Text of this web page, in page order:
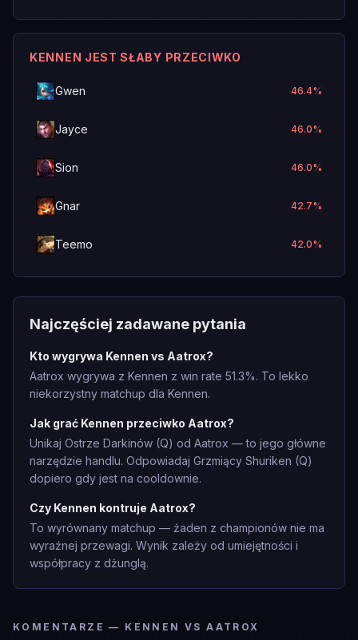
KENNEN JEST SŁABY PRZECIWKO
Gwen 46.4%
Jayce 46.0%
Sion 46.0%
Gnar 42.7%
Teemo 42.0%
Najczęściej zadawane pytania
Kto wygrywa Kennen vs Aatrox?
Aatrox wygrywa z Kennen z win rate 51.3%. To lekko
niekorzystny matchup dla Kennen.
Jak grać Kennen przeciwko Aatrox?
Unikaj Ostrze Darkinów (Q) od Aatrox — to jego główne
narzędzie handlu. Odpowiadaj Grzmiący Shuriken (Q)
dopiero gdy jest na cooldownie.
Czy Kennen kontruje Aatrox?
To wyrównany matchup — żaden z championów nie ma
wyraźnej przewagi. Wynik zależy od umiejętności i
współpracy z dżunglą.
KOMENTARZE — KENNEN VS AATROX